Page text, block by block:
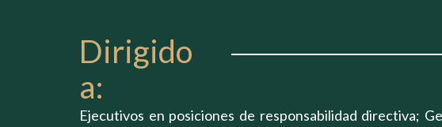
Dirigido
a:
Ejecutivos en posiciones de responsabilidad directiva;